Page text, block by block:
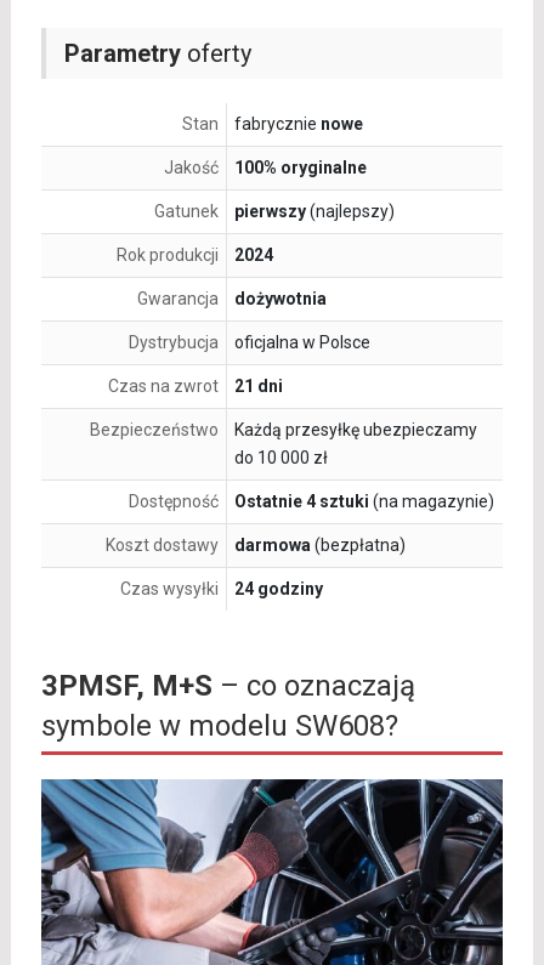
Parametryoferty
Stan fabrycznie nowe
Jakość 100% oryginalne
Gatunek pierwszy(najlepszy)
Rok produkcji 2024
Gwarancja dożywotnia
Dystrybucja oficjalna w Polsce
Czas na zwrot 21 dni
Bezpieczeństwo
Każdą przesyłkę ubezpieczamy
do 10 000 zł
Dostępność Ostatnie 4 sztuki (na magazynie)
Koszt dostawy darmowa (bezpłatna)
Czas wysyłki 24 godziny
3PMSF, M+S – co oznaczają
symbole w modelu SW608?